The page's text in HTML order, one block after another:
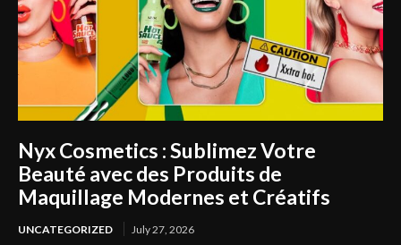
Nyx Cosmetics : Sublimez Votre
Beauté avec des Produits de
Maquillage Modernes et Créatifs
UNCATEGORIZED July 27, 2026